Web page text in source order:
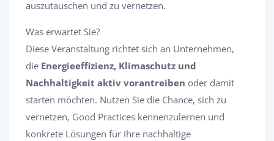
auszutauschen und zu vernetzen.
Was erwartet Sie?
Diese Veranstaltung richtet sich an Unternehmen,
die Energieeffizienz, Klimaschutz und
Nachhaltigkeit aktiv vorantreiben oder damit
starten möchten. Nutzen Sie die Chance, sich zu
vernetzen, Good Practices kennenzulernen und
konkrete Lösungen für Ihre nachhaltige